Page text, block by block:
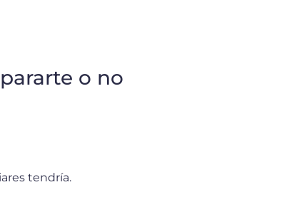
o no
tendría.